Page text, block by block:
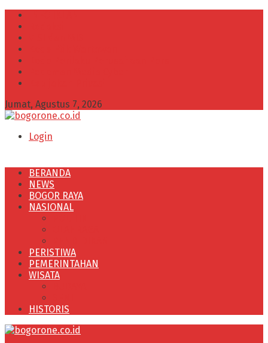
Jumat, Agustus 7, 2026
Login
BERANDA
NEWS
BOGOR RAYA
NASIONAL
PERISTIWA
PEMERINTAHAN
WISATA
HISTORIS